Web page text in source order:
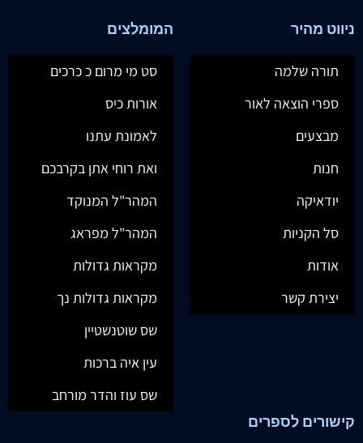
ניווט מהיר
תורה שלמה
ספרי הוצאה לאור
מבצעים
חנות
יודאיקה
סל הקניות
אודות
יצירת קשר
המומלצים
סט מי מרום כ כרכים
אורות כיס
לאמונת עתנו
ואת רוחי אתן בקרבכם
המהר"ל המנוקד
המהר"ל מפראג
מקראות גדולות
מקראות גדולות נך
שס שוטנשטיין
עין איה ברכות
שס עוז והדר מורחב
קישורים לספרים